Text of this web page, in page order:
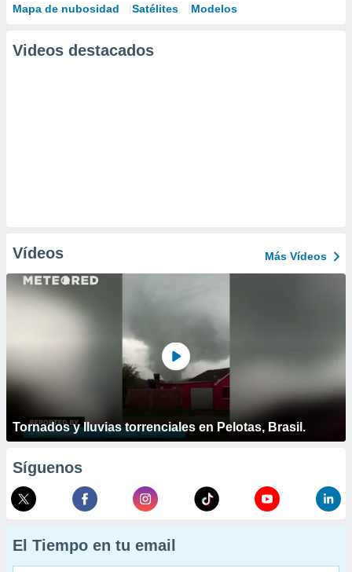
Mapa de nubosidad Satélites Modelos
Videos destacados
Vídeos Más Vídeos
Tornados y lluvias torrenciales en Pelotas, Brasil.
Síguenos
El Tiempo en tu email